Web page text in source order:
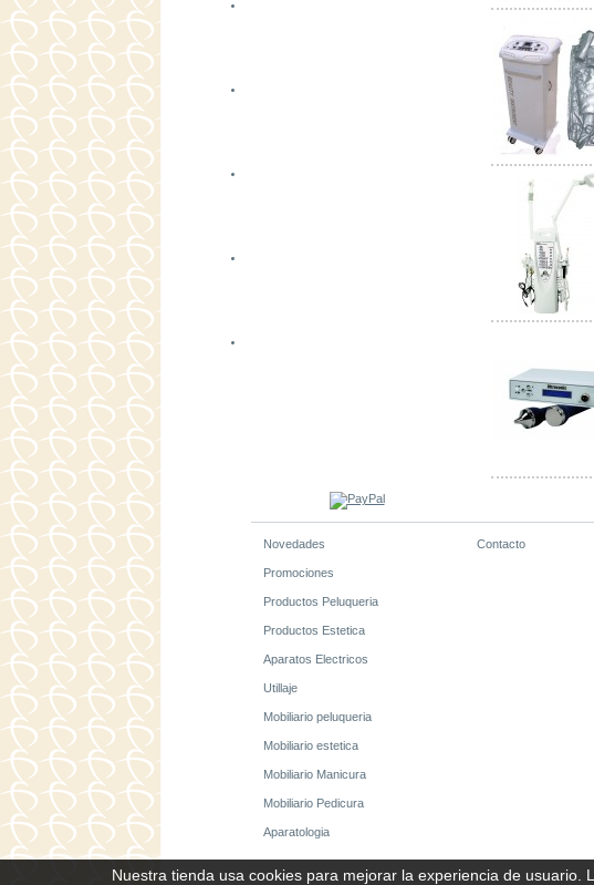
Novedades
Promociones
Productos Peluqueria
Productos Estetica
Aparatos Electricos
Utillaje
Mobiliario peluqueria
Mobiliario estetica
Mobiliario Manicura
Mobiliario Pedicura
Aparatologia
Contacto
Nuestra tienda usa cookies para mejorar la experiencia de usuario. L